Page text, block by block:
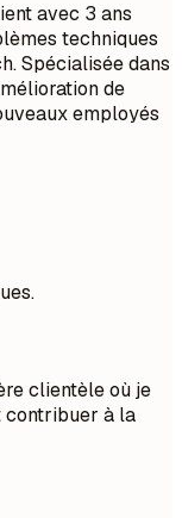
avec 3 ans
techniques
Spécialisée dans
de
employés
clientèle où je
contribuer à la